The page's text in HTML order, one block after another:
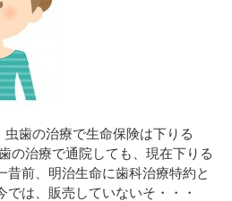
歯の治療で生命保険は下りる
の治療で通院しても、現在下りる
昔前、明治生命に歯科治療特約と
は、販売していないそ・・・